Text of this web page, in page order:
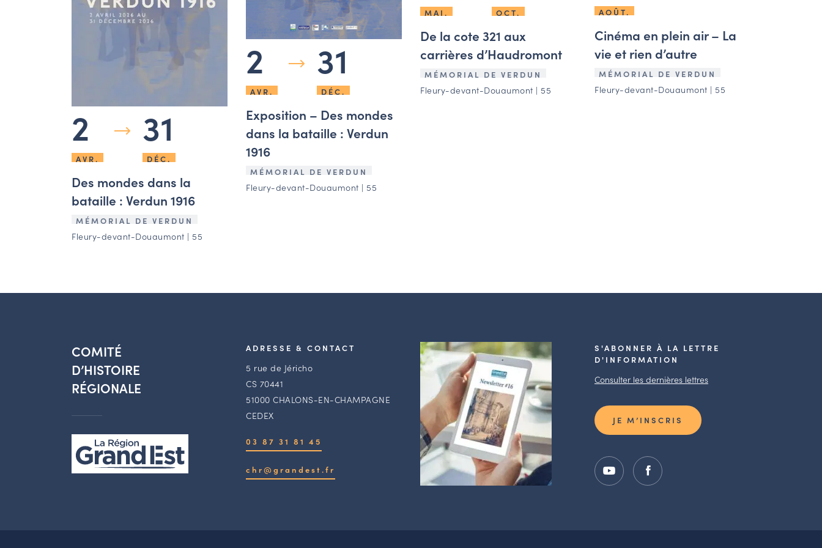
2
AVR.
31
DÉC.
Des mondes dans la
bataille : Verdun 1916
MÉMORIAL DE VERDUN
Fleury-devant-Douaumont | 55
2
AVR.
31
DÉC.
Exposition – Des mondes
dans la bataille : Verdun
1916
MÉMORIAL DE VERDUN
Fleury-devant-Douaumont | 55
MAI. OCT.
De la cote 321 aux
carrières d’Haudromont
MÉMORIAL DE VERDUN
Fleury-devant-Douaumont | 55
AOÛT.
Cinéma en plein air – La
vie et rien d’autre
MÉMORIAL DE VERDUN
Fleury-devant-Douaumont | 55
COMITÉ
D’HISTOIRE
RÉGIONALE
ADRESSE & CONTACT
5 rue de Jéricho
CS 70441
51000 CHALONS-EN-CHAMPAGNE
CEDEX
03 87 31 81 45
chr@grandest.fr
S'ABONNER À LA LETTRE
D'INFORMATION
Consulter les dernières lettres
JE M’INSCRIS